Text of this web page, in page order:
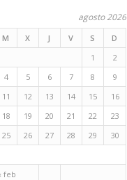
agosto 2026
M X J V S D
feb
1
2
4 5 6 7 8
9
11 12 13 14 15
16
18 19 20 21 22
23
25 26 27 28 29
30